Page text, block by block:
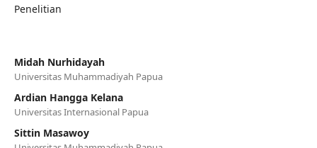
Penelitian
Midah Nurhidayah
Universitas Muhammadiyah Papua
Ardian Hangga Kelana
Universitas Internasional Papua
Sittin Masawoy